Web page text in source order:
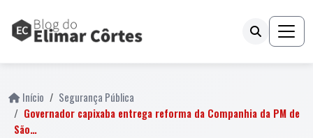
Início
Segurança Pública
Governador capixaba entrega reforma da Companhia da PM de
São…